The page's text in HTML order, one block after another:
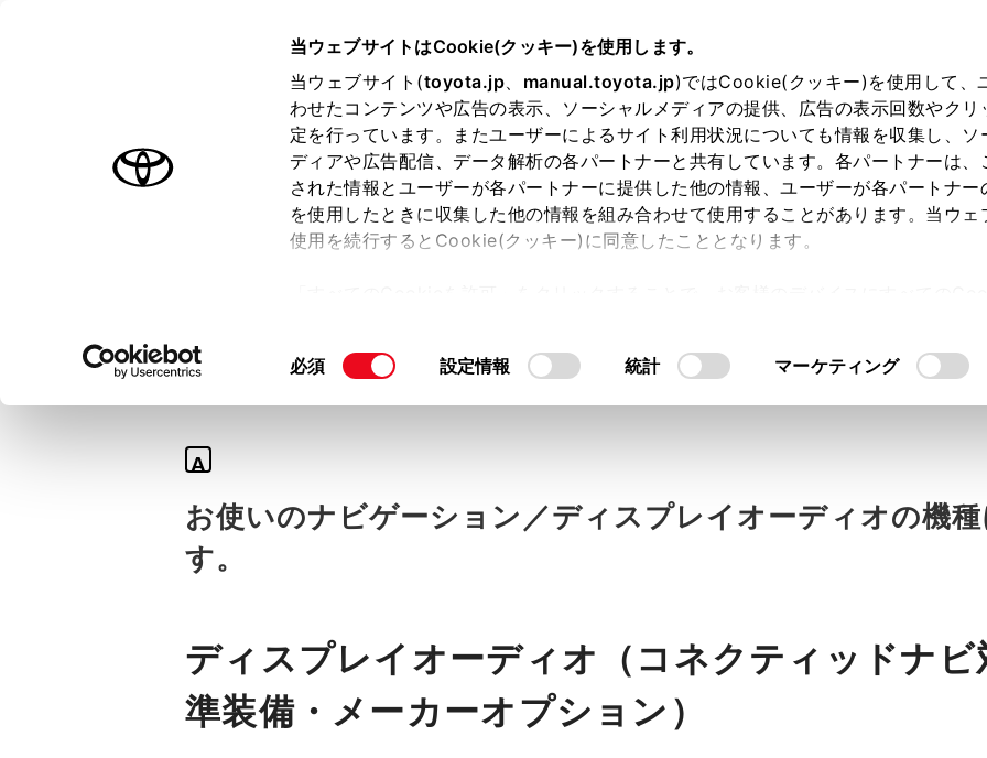
当ウェブサイトはCookie(クッキー)を使用します。
当ウェブサイト(toyota.jp、 manual.toyota.jp)ではCookie(クッキー)を使用して、
わせたコンテンツや広告の表示、ソーシャルメディアの提供、広告の表示回数やクリ
定を行っています。またユーザーによるサイト利用状況についても情報を収集し、ソ
ディアや広告配信、データ解析の各パートナーと共有しています。各パートナーは、
された情報とユーザーが各パートナーに提供した他の情報、ユーザーが各パートナー
を使用したときに収集した他の情報を組み合わせて使用することがあります。当ウェ
使用を続行するとCookie(クッキー)に同意したこととなります。
て」をご覧ください。
同
必須 設定情報 統計 マーケティング
オーナーサポート トピックス
る方法を教えて。
A
お使いのナビゲーション／ディスプレイオーディオの機
す。
ディスプレイオーディオ（コネクティッドナビ
準装備・メーカーオプション）